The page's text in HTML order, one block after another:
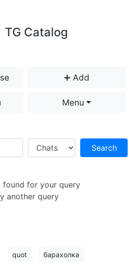
TG Catalog
➕ Add
Menu
Search
found for your query
another query
quot барахолка